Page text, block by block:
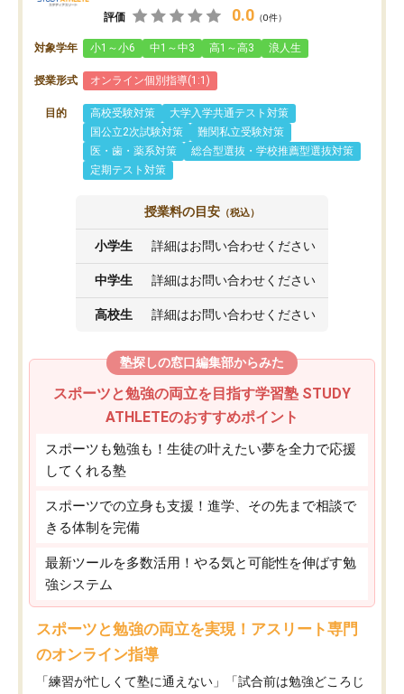
評価 0.0 （0件）
対象学年 小1～小6 中1～中3 高1～高3 浪人生
授業形式 オンライン個別指導(1:1)
目的 高校受験対策
大学入学共通テスト対策
国公立2次試験対策
難関私立受験対策
医・歯・薬系対策
総合型選抜・学校推薦型選抜対策
定期テスト対策
授業料の目安 （税込）
小学生 詳細はお問い合わせください
中学生 詳細はお問い合わせください
高校生 詳細はお問い合わせください
塾探しの窓口編集部からみた
スポーツと勉強の両立を目指す学習塾 STUDY
ATHLETEのおすすめポイント
スポーツも勉強も！生徒の叶えたい夢を全力で応援
してくれる塾
スポーツでの立身も支援！進学、その先まで相談で
きる体制を完備
最新ツールを多数活用！やる気と可能性を伸ばす勉
強システム
スポーツと勉強の両立を実現！アスリート専門
のオンライン指導
「練習が忙しくて塾に通えない」「試合前は勉強どころじ